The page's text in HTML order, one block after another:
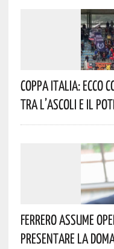
Coppa Italia: Ecco
Tra L’Ascoli E Il
Ferrero Assume
Presentare La